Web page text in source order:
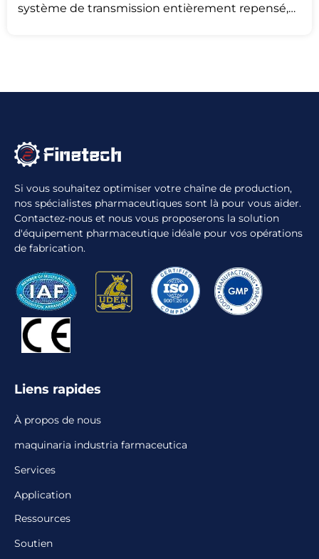
système de transmission entièrement repensé,
Si vous souhaitez optimiser votre chaîne de production,
nos spécialistes pharmaceutiques sont là pour vous aider.
Contactez-nous et nous vous proposerons la solution
d'équipement pharmaceutique idéale pour vos opérations
de fabrication.
Liens rapides
À propos de nous
maquinaria industria farmaceutica
Services
Application
Ressources
Soutien